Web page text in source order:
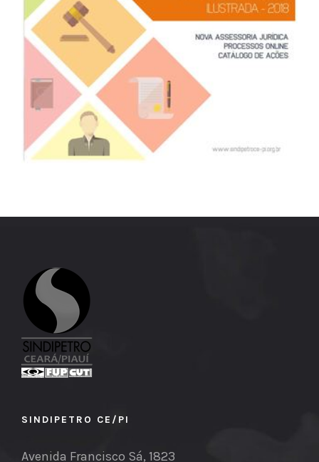
SINDIPETRO CE/PI
Avenida Francisco Sá, 1823